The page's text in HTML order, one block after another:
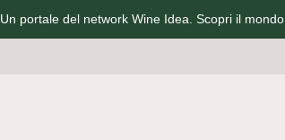
Un portale del network Wine Idea. Scopri il mondo